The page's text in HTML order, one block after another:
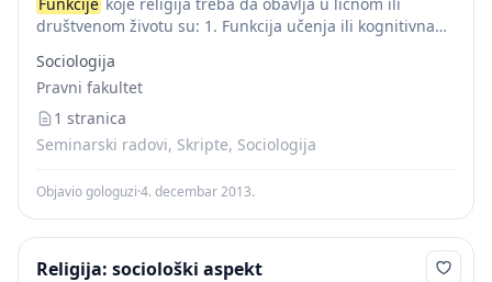
društvenom životu su: 1. Funkcija učenja ili kognitivna
funkcija - omogućava opštenje vernika sa Bogom...
Sociologija
Pravni fakultet
1 stranica
Seminarski radovi, Skripte, Sociologija
Objavio gologuzi·4. decembar 2013.
Religija: sociološki aspekt